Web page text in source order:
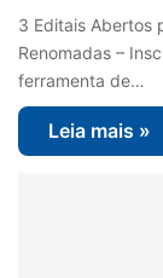
3 Editais Abertos
Renomadas –
ferramenta de…
Leia mais »